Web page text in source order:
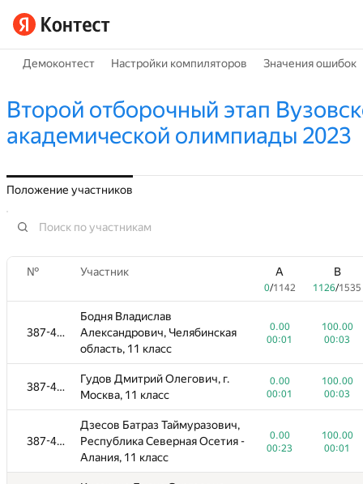
Демоконтест Настройки компиляторов Значения ошибок
Второй отборочный этап
академической олимпиады 2023
Положение участников
№ Участник A
0/1142
B
1126/1535
387-403
Бодня Владислав
Александрович, Челябинская
область, 11 класс
0.00
00:01
100.00
00:03
387-403
Гудов Дмитрий Олегович, г.
Москва, 11 класс
0.00
00:01
100.00
00:03
387-403
Дзесов Батраз Таймуразович,
Республика Северная Осетия -
Алания, 11 класс
0.00
00:23
100.00
00:01